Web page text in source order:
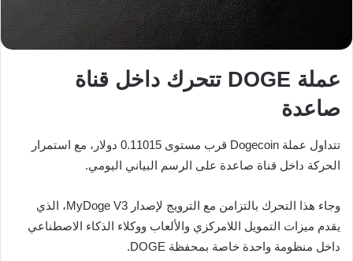
عملة DOGE تتحرك داخل قناة
صاعدة
تتداول عملة Dogecoin
قرب مستوى 0.11015 دولار، مع استمرار
الحركة داخل قناة صاعدة على الرسم البياني اليومي.
وجاء هذا التحرك بالتزامن مع الترويج لإصدار MyDoge V3، الذي
يقدم ميزات التمويل اللامركزي والألعاب ووكلاء الذكاء الاصطناعي
داخل منظومة واحدة خاصة بمحفظة DOGE.